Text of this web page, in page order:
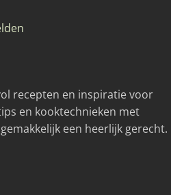
recepten en inspiratie voor
en kooktechnieken met
een heerlijk gerecht.